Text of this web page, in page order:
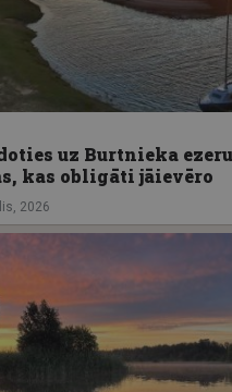
uz Burtnieka
kas obligāti jāievēro
2026